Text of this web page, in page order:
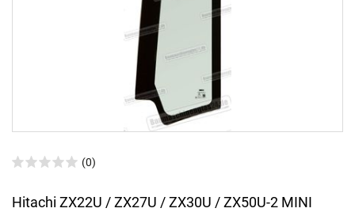
(0)
Hitachi ZX22U / ZX27U / ZX30U / ZX50U-2 MINI